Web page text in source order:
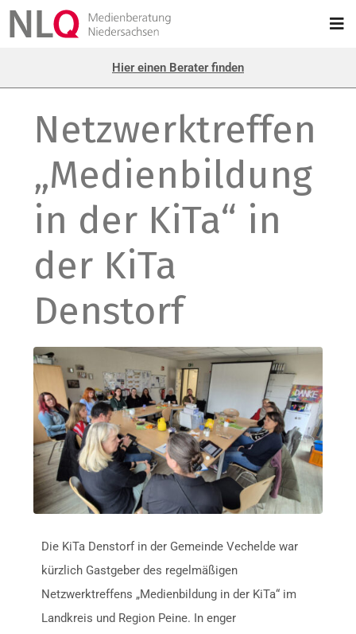
Hier einen Berater finden
Netzwerktreffen
„Medienbildung
in der KiTa“ in
der KiTa
Denstorf
Die KiTa Denstorf in der Gemeinde Vechelde war
kürzlich Gastgeber des regelmäßigen
Netzwerktreffens „Medienbildung in der KiTa“ im
Landkreis und Region Peine. In enger